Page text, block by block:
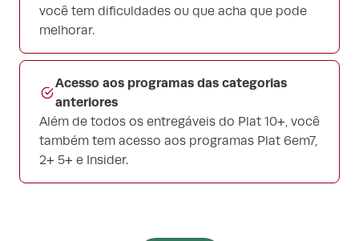
você tem dificuldades ou que acha que pode
melhorar.
Acesso aos programas das categorias
anteriores
Além de todos os entregáveis do Plat 10+, você
também tem acesso aos programas Plat 6em7,
2+ 5+ e Insider.